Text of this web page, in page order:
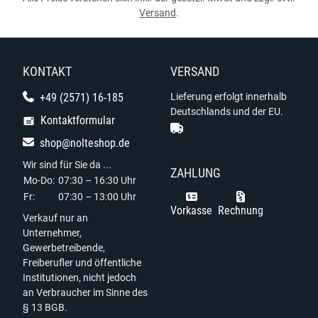
Versand.
KONTAKT
+49 (2571) 16-185
Kontaktformular
shop@nolteshop.de
Wir sind für Sie da ...
Mo-Do: 07:30 – 16:30 Uhr
Fr:
07:30 – 13:00 Uhr
Verkauf nur an
Unternehmer,
Gewerbetreibende,
Freiberufler und öffentliche
Institutionen, nicht jedoch
an Verbraucher im Sinne des
§ 13 BGB.
VERSAND
Lieferung erfolgt innerhalb
Deutschlands und der EU.
ZAHLUNG
Vorkasse Rechnung